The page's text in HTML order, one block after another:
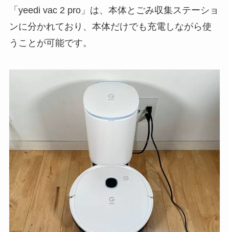
「yeedi vac 2 pro」は、本体とごみ収集ステーショ
ンに分かれており、本体だけでも充電しながら使
うことが可能です。